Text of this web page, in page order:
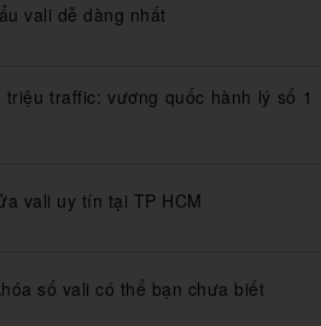
vali dễ dàng nhất
triệu traffic: vương quốc hành lý số 1
vali uy tín tại TP HCM
số vali có thể bạn chưa biết